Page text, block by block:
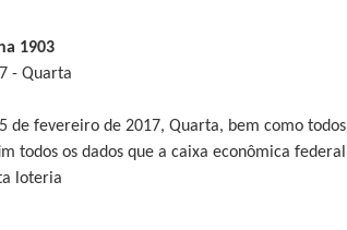
1903
- Quarta
de fevereiro de 2017, Quarta, bem como todos
todos os dados que a caixa econômica federal
loteria